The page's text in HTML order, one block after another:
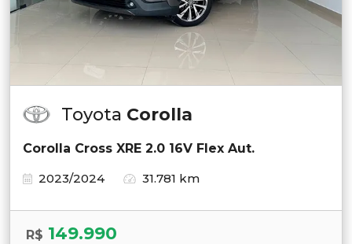
Toyota Corolla
Corolla Cross XRE 2.0 16V Flex Aut.
2023/2024
31.781 km
R$ 149.990